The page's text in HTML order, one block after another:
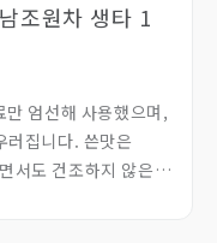
조원차 생타 1
엄선해 사용했으며,
러집니다. 쓴맛은
서도 건조하지 않은